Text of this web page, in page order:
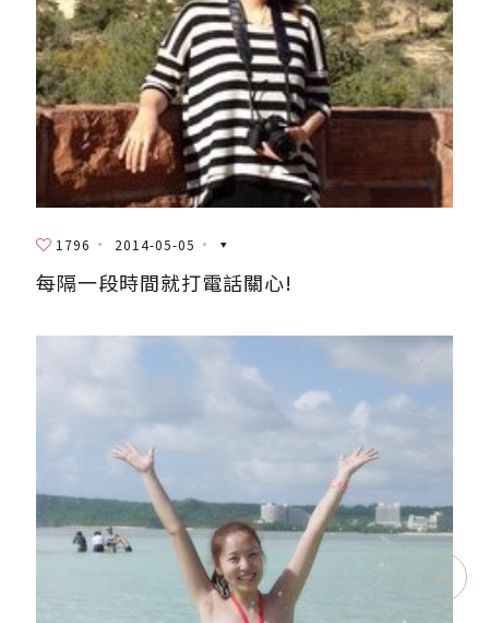
1796 2014-05-05
每隔一段時間就打電話關心!